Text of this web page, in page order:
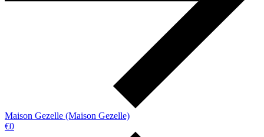
Maison Gezelle (Maison Gezelle)
€0